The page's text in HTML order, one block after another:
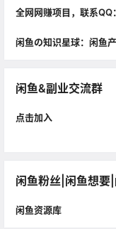
全网网赚项目，联系
闲鱼の知识星球：闲鱼
闲鱼&副业交流群
点击加入
闲鱼粉丝|闲鱼想要
闲鱼资源库